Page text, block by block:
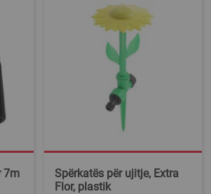
7m
Spërkatës për ujitje, Extra
Flor, plastik